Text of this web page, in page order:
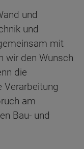
und
und
mit
wir den Wunsch
die
Verarbeitung
am
Bau- und